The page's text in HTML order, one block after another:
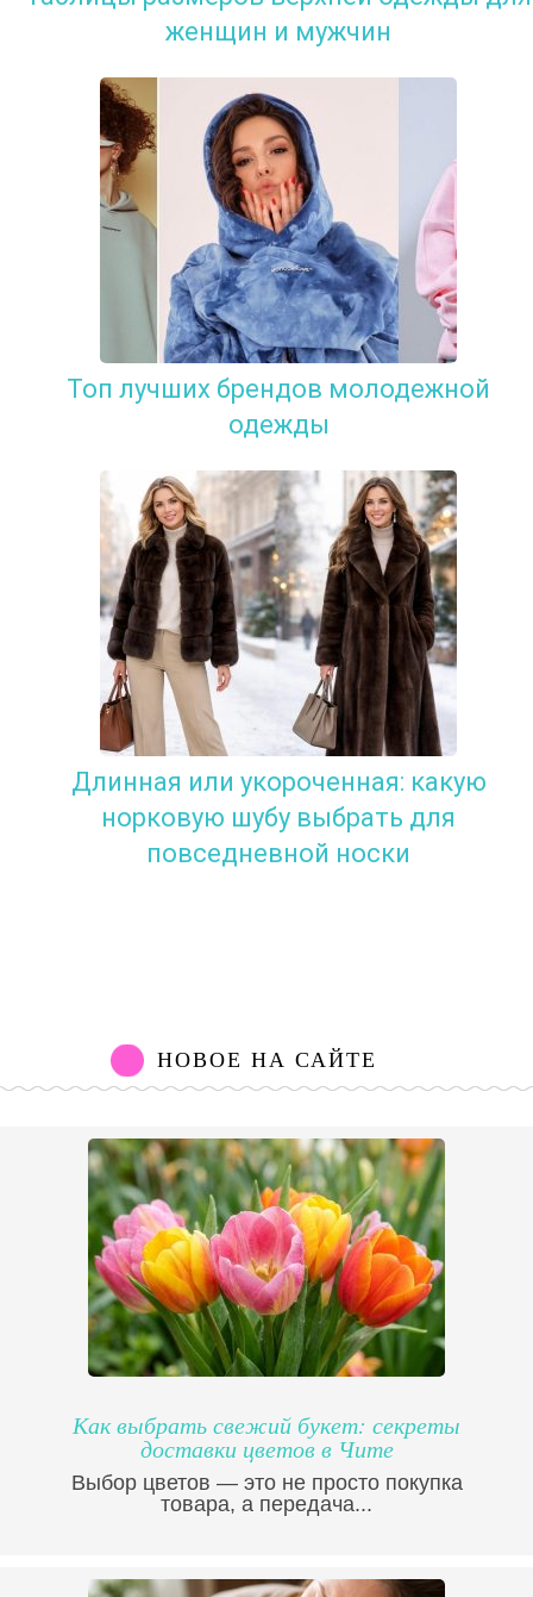
женщин и мужчин
Топ лучших брендов молодежной
одежды
Длинная или укороченная: какую
норковую шубу выбрать для
повседневной носки
НОВОЕ НА САЙТЕ
Как выбрать свежий букет: секреты
доставки цветов в Чите
Выбор цветов — это не просто покупка
товара, а передача...